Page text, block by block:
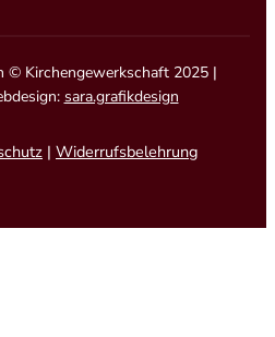
© Kirchengewerkschaft 2025 |
sara.grafikdesign
| Widerrufsbelehrung